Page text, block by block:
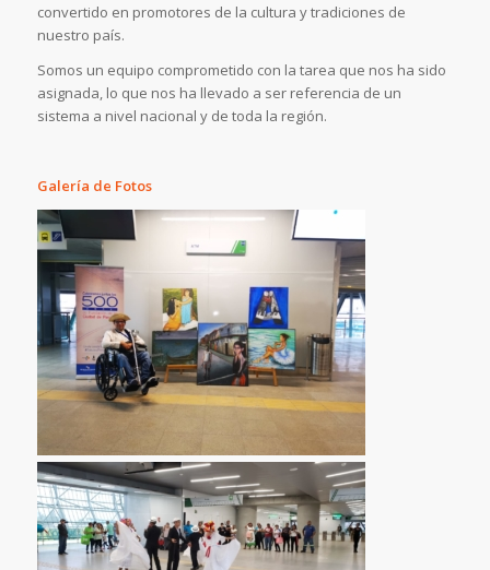
convertido en promotores de la cultura y tradiciones de
nuestro país.
Somos un equipo comprometido con la tarea que nos ha sido
asignada, lo que nos ha llevado a ser referencia de un
sistema a nivel nacional y de toda la región.
Galería de Fotos